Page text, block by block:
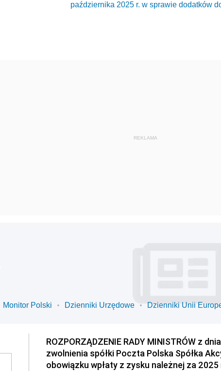
października 2025 r. w sprawie dodatków
Monitor Polski Dzienniki Urzędowe Dzienniki Unii
ROZPORZĄDZENIE RADY MINISTRÓW z
zwolnienia spółki Poczta Polska Spółka
obowiązku wpłaty z zysku należnej za 2025